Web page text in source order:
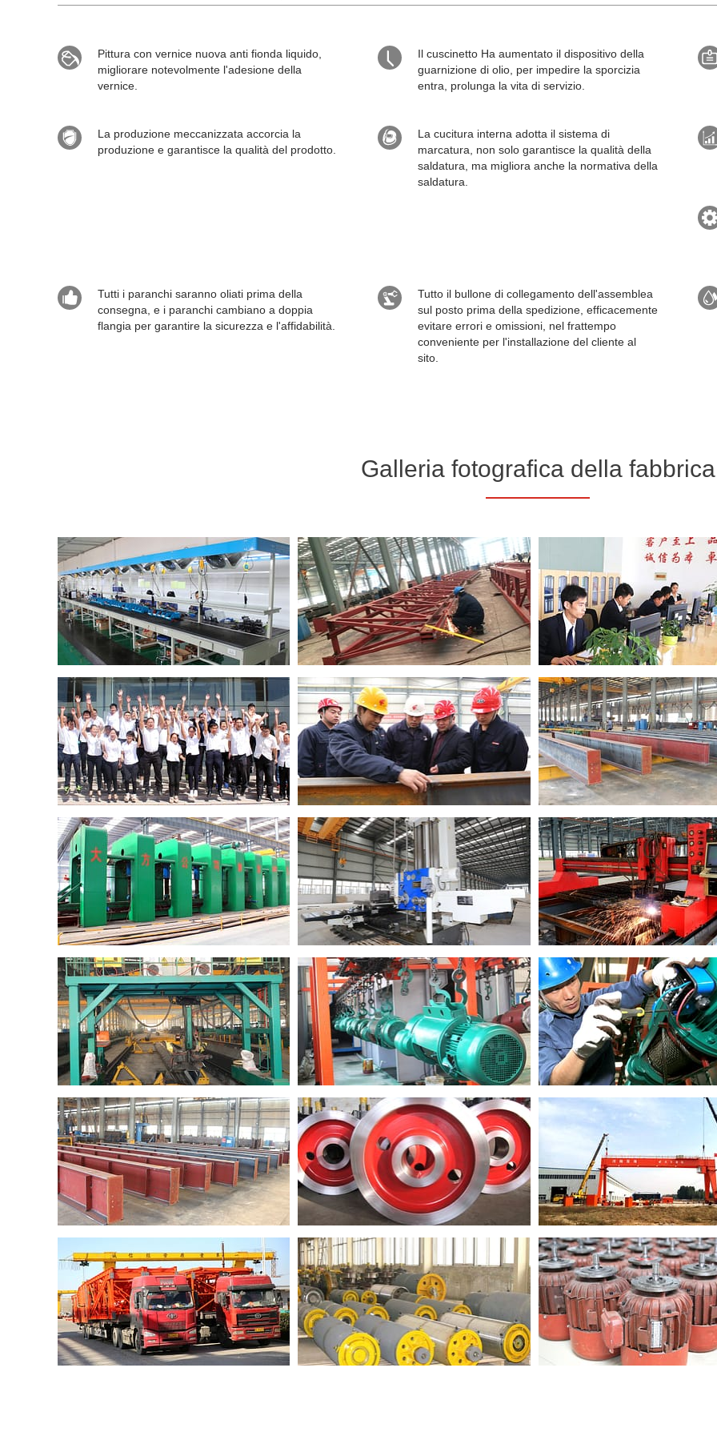
Pittura con vernice nuova anti fionda liquido,
migliorare notevolmente l'adesione della
vernice.
Il cuscinetto Ha aumentato il dispositivo della
guarnizione di olio, per impedire la sporcizia
entra, prolunga la vita di servizio.
La produzione meccanizzata accorcia la
produzione e garantisce la qualità del prodotto.
La cucitura interna adotta il sistema di
marcatura, non solo garantisce la qualità della
saldatura, ma migliora anche la normativa della
saldatura.
Tutti i paranchi saranno oliati prima della
consegna, e i paranchi cambiano a doppia
flangia per garantire la sicurezza e l'affidabilità.
Tutto il bullone di collegamento dell'assemblea
sul posto prima della spedizione, efficacemente
evitare errori e omissioni, nel frattempo
conveniente per l'installazione del cliente al
sito.
incaricato di responsabilità specifiche.
Generalmente includono:
Reparto vendite
Reparto test
Reparto logistico
Reparto acquisti
Reparto di produzione
Dipartimento tecnico
Il dipartimento di produzione è composto da diverse squadre.
Gruppo di cabine
Gruppo di consegna
Gruppo di pittura
Gruppo di prova della qualità
Gruppo paranco elettrico
Gruppo di strutture in acciaio
Gruppo meccanismo elettrico
Gruppo carrello e verricello
5 gruppi responsabili della
produzione di travi singole
6 gruppi responsabili della
produzione di travi doppie
Squadra dell'officina elettrica
Guscio più spesso di 2cm: Aumenta la stabilità e la sicurezza del
paranco
Buona tenuta di gomma: Avere un test di tenuta per evitare perdite di
olio
1,1 volte prova dinamica e 1,25 volte prova statica dopo la
produzione
Linea automatica di vernice per stufe: migliorare la qualità e
l'efficienza della vernice
Scatola e coperchio in ferro grigio HT200: Alta vibrazione prodotta da
un mulino speciale
Albero riduttore: Adotta il processo di carburazione, aumenta la
durezza della superficie e la resistenza all'usura
Attrezzatura per la lavorazione dell'acciaio
Alesatrice
Granigliatrice
Macchina da taglio al plasma
Macchina per scanalature a pressione 1500t
Tipo di saldatrice sommersa a cavalletto
Centro di test
Sala di ispezione non distruttiva
(Rilevatore di difetti a ultrasuoni;
Sala di ispezione meccanica e
(Macchina per prove universali e
Sala di analisi metallografica e
(microscopio metallografico 400
Trasporto
Il team di carico speciale assicura un carico sicuro e un pacchetto sicuro
L'ispettore di qualità controlla attentamente le merci prima del pacchetto
Permettere di consegnare alla rinfusa, in container, o in qualsiasi altro
Galleria fotografica della fabbrica